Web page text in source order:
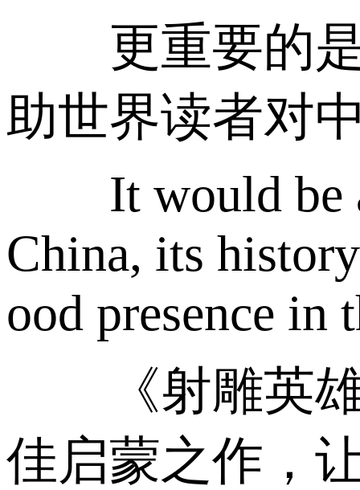
更重要的是
助世界读者对
It would be a
China, its
ood presence in
《射雕英雄
佳启蒙之作，